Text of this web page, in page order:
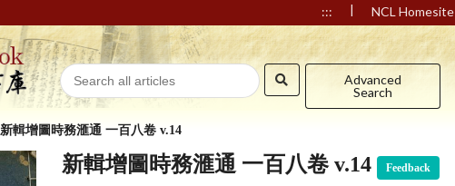
::: | NCL Homesite
Advanced
Search
新輯增圖時務滙通 一百八卷 v.14
新輯增圖時務滙通 一百八卷 v.14 Feedback